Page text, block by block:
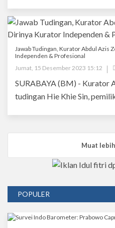
Jawab Tudingan, Kurator Abdul Azis
Independen & Profesional
Jumat, 15 Desember 2023 15:12
SURABAYA (BM) - Kurator
tudingan Hie Khie Sin,
Muat
POPULER